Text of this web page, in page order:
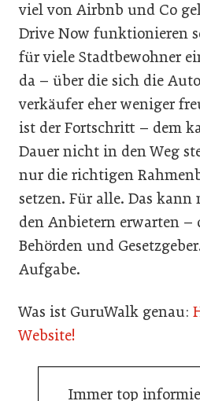
viel von Airbnb und Co
Drive Now funktionieren
für viele Stadtbewohner
da – über die sich die
verkäufer eher weniger
ist der Fortschritt – dem
Dauer nicht in den Weg
nur die richtigen
setzen. Für alle. Das
den Anbietern erwarten –
Behörden und
Aufgabe.
Was ist GuruWalk genau:
Website!
Immer top